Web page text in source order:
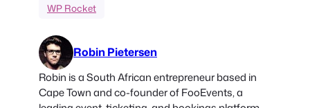
WP Rocket
Robin Pietersen
Robin is a South African entrepreneur based in
Cape Town and co-founder of FooEvents, a